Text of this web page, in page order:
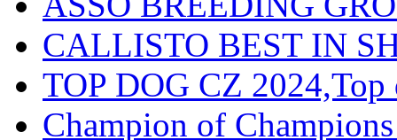
CALLISTO BEST IN
TOP DOG CZ
Champion of